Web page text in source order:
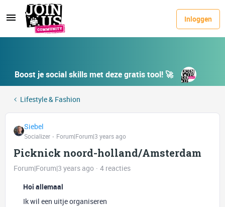
Inloggen
Boost je social skills met deze gratis tool! 🚀
Lifestyle & Fashion
Siebel
Socializer Forum|Forum|3 years ago
Picknick noord-holland/Amsterdam
Forum|Forum|3 years ago
4 reacties
Hoi allemaal
Ik wil een uitje organiseren